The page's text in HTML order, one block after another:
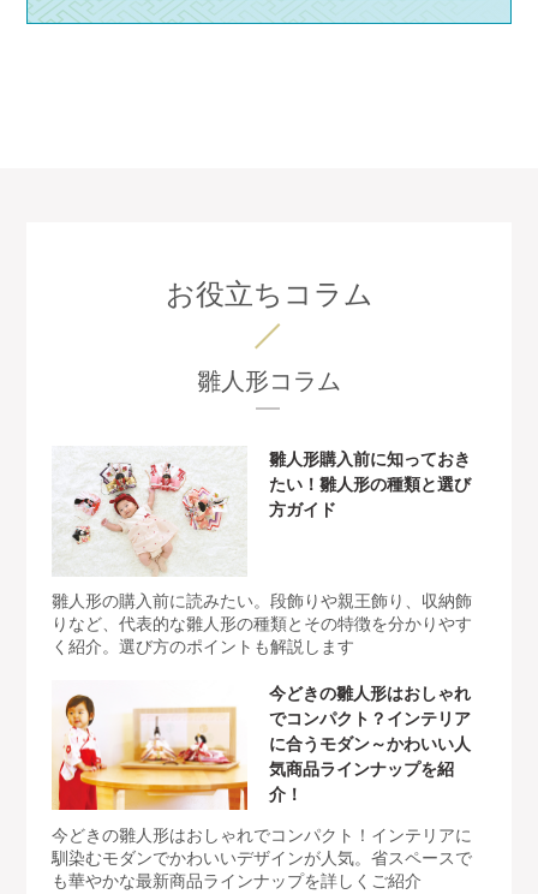
お役立ちコラム
雛人形コラム
雛人形購入前に知っておき
たい！雛人形の種類と選び
方ガイド
雛人形の購入前に読みたい。段飾りや親王飾り、収納飾
りなど、代表的な雛人形の種類とその特徴を分かりやす
く紹介。選び方のポイントも解説します
今どきの雛人形はおしゃれ
でコンパクト？インテリア
に合うモダン～かわいい人
気商品ラインナップを紹
介！
今どきの雛人形はおしゃれでコンパクト！インテリアに
馴染むモダンでかわいいデザインが人気。省スペースで
も華やかな最新商品ラインナップを詳しくご紹介